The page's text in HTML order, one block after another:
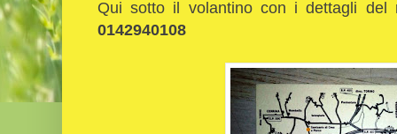
Qui sotto il volantino con i dettagli del
0142940108